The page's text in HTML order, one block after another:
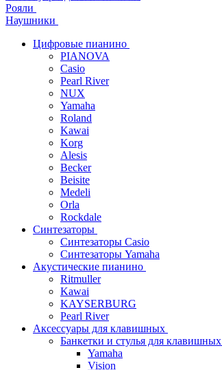
Рояли
Наушники
Цифровые пианино
PIANOVA
Casio
Pearl River
NUX
Yamaha
Roland
Kawai
Korg
Alesis
Becker
Beisite
Medeli
Orla
Rockdale
Синтезаторы
Синтезаторы Casio
Синтезаторы Yamaha
Акустические пианино
Ritmuller
Kawai
KAYSERBURG
Pearl River
Аксессуары для клавишных
Банкетки и стулья для клавишных
Yamaha
Vision